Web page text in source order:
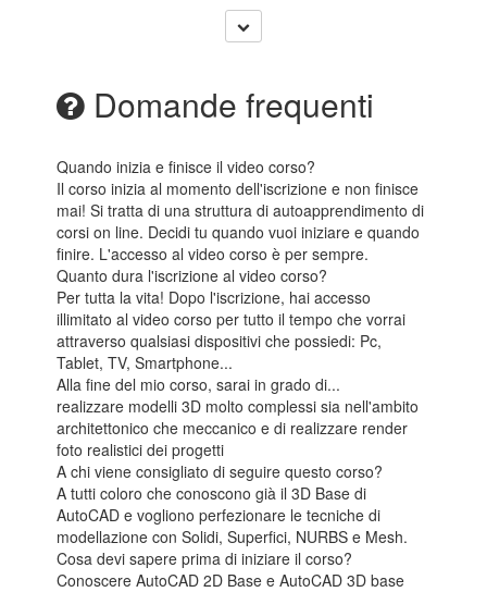
Domande frequenti
Quando inizia e finisce il video corso?
Il corso inizia al momento dell'iscrizione e non finisce
mai! Si tratta di una struttura di autoapprendimento di
corsi on line. Decidi tu quando vuoi iniziare e quando
finire. L'accesso al video corso è per sempre.
Quanto dura l'iscrizione al video corso?
Per tutta la vita! Dopo l'iscrizione, hai accesso
illimitato al video corso per tutto il tempo che vorrai
attraverso qualsiasi dispositivi che possiedi: Pc,
Tablet, TV, Smartphone...
Alla fine del mio corso, sarai in grado di...
realizzare modelli 3D molto complessi sia nell'ambito
architettonico che meccanico e di realizzare render
foto realistici dei progetti
A chi viene consigliato di seguire questo corso?
A tutti coloro che conoscono già il 3D Base di
AutoCAD e vogliono perfezionare le tecniche di
modellazione con Solidi, Superfici, NURBS e Mesh.
Cosa devi sapere prima di iniziare il corso?
Conoscere AutoCAD 2D Base e AutoCAD 3D base